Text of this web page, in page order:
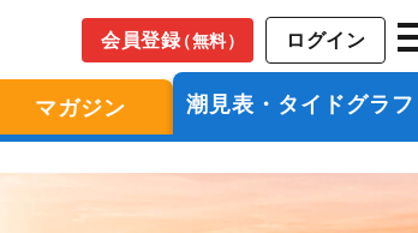
会員登録（無料） ログイン
マガジン 潮見表・タイドグラフ